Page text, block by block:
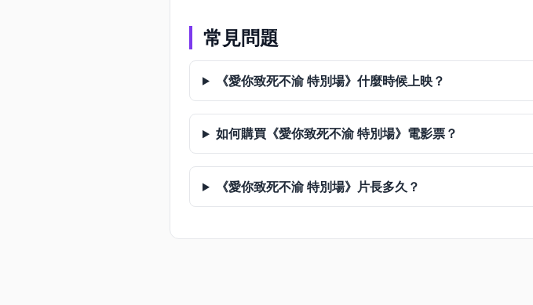
常見問題
《愛你致死不渝 特別場》什麼時候上映？
如何購買《愛你致死不渝 特別場》電影票？
《愛你致死不渝 特別場》片長多久？